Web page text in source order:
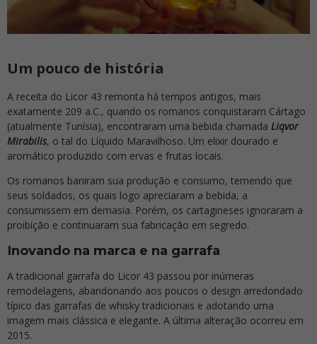
Um pouco de história
A receita do Licor 43 remonta há tempos antigos, mais
exatamente 209 a.C., quando os romanos conquistaram Cártago
(atualmente Tunísia), encontraram uma bebida chamada Liqvor
Mirabilis, o tal do Líquido Maravilhoso. Um elixir dourado e
aromático produzido com ervas e frutas locais.
Os romanos baniram sua produção e consumo, temendo que
seus soldados, os quais logo apreciaram a bebida, a
consumissem em demasia. Porém, os cartagineses ignoraram a
proibição e continuaram sua fabricação em segredo.
Inovando na marca e na garrafa
A tradicional garrafa do Licor 43 passou por inúmeras
remodelagens, abandonando aos poucos o design arredondado
típico das garrafas de whisky tradicionais e adotando uma
imagem mais clássica e elegante. A última alteração ocorreu em
2015.